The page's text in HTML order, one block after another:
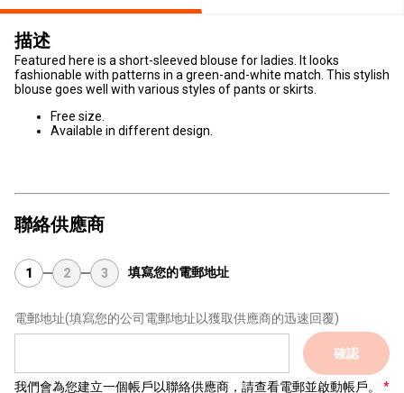
描述
Featured here is a short-sleeved blouse for ladies. It looks
fashionable with patterns in a green-and-white match. This stylish
blouse goes well with various styles of pants or skirts.
Free size.
Available in different design.
聯絡供應商
1 2 3 填寫您的電郵地址
電郵地址(填寫您的公司電郵地址以獲取供應商的迅速回覆)
確認
我們會為您建立一個帳戶以聯絡供應商，請查看電郵並啟動帳戶。